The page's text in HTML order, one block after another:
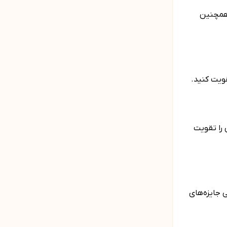
همچنین
کنید.
را تقویت
جایزه‌های